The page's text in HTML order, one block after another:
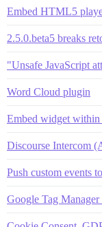
Embed HTML5
2.5.0.beta5 breaks
"Unsafe JavaScript
Word Cloud plugin
Embed widget
Discourse Intercom
Push custom events
Google Tag